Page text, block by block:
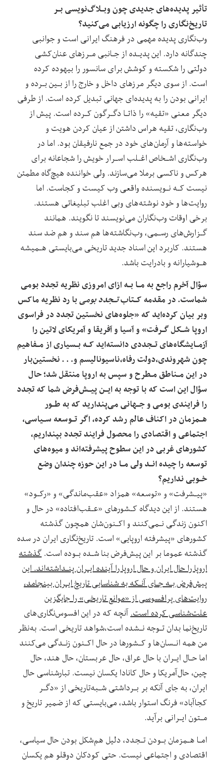
تأثیر پدیده‌های جدیدی چون وبـلاگ‌نویسی بـر
تاریخ‌نگاری را چگونه ارزیابی می‌کنید؟
وب‌نگاری پدیده مهمی در فرهنگ ایرانی است و جوانبی
چندگانه دارد. این‌ پدیـده‌ از جـانبی مـرزهای عنان‌کشی
دولتی را شکسته و کوشش برای سانسور را بیهوده کرده
است. از سوی دیگر مرزهای داخل و خارج را از‌ بـین‌ بـرده و
ایرانی بودن را‌ به‌ پدیده‌ای جهانی تبدیل کرده است. از طرفی
دیگر معنی «تقیه» را ذاتـا دگـرگون کـرده است. پیش از
وب‌نگاری، تقیه هراس داشتن از عیان کردن هویت و
خواسته‌ها و آرمان‌های‌ خود‌ در جمع نارفیقان بود. اما‌ در‌
وب‌نگاری اشـخاص اغـلب اسـرار خویش را شجاعانه برای
هرکس و ناکسی برملا می‌سازند. ولی خواننده هیچ‌گاه مطمئن
نیست کـه نـویسنده واقعی وب کیست و کجاست. اما
روایت‌ها و خود نوشته‌های وبی اغلب‌ تبلیغاتی‌ هستند.
برخی اوقات وب‌نگاران می‌نویسند تا نگویند. همانند
گـزارش‌های رسـمی، وب‌نگاشته‌ها هم سند و هم ضد سند
هستند. کاربرد این اسناد جدید تاریخی می‌بایستی هـمیشه
هـوشیارانه و بادرایت باشد.
سؤال آخرم راجع به‌ مـا‌ بـه ازای امروزی نظریه تجدد بومی
شماست. در مقدمه کـتابتـجدد بومیبا رد نظریه ماکس
وبر بیان کرده‌اید که‌ «جلوه‌های نخستین تجدد در فراسوی
اروپا شـکل گـرفت» و آسیا و آفریقا‌ و آمریکای‌ لاتین را
آزمـایشگاه‌های تـجددی دانسته‌اید کـه بـسیاری از مـفاهیم
چون شهروندی،دولت رفاه،ناسیونالیسم و. . . نخستین‌بار
در این مـناطق ‌‌مـطرح‌ و سپس به اروپا منتقل شد؛ حال
سؤال این است که با توجه به‌ ایـن‌ پیـش‌فرض‌ شما که تجدد
را فرایندی بومی و جـهانی می‌پندارید که به طـور
هـمزمان در اکناف‌ عالم رشد کرده، اگر تـوسعه سـیاسی،
اجتماعی و اقتصادی را محصول فرایند تجدد بپنداریم،
کشورهای غربی‌ در این سطوح پیشرفته‌اند‌ و میوه‌های
توسعه را چیده انـد ولی مـا در این حوزه چندان وضع
خـوبی نداریم؟
«پیـشرفت» و «توسعه» همزاد «عقب‌ماندگی» و «رکـود»
هستند. از این دیدگاه کـشورهای «عـقب‌افتاده» در حال و
اکنون زندگی نـمی‌کنند و اکـنون‌شان همچون گذشته
کشورهای «پیشرفته اروپایی» است. تاریخ‌نگاری‌ ایران در سده
گذشته عموما بر این پیش‌فرض بنا شـده بـوده است. گذشته
اروپا را حال ایران و حال اروپا را آینده ایـران پنـداشته‌اند. این
پیش‌فرض بـه جـای آنـکه به شناسایی تاریخ ایـران‌ بینجامد،‌
روایت‌های پرافسوسی از «موانع تاریخی» را جایگزین
علت‌شناسی کرده است.آنچه که در این افسوس‌نگاری‌های
تاریخ‌نما بدان تـوجه نـشده است،شواهد تاریخی است. به‌نظر
من همه انـسان‌ها و کـشورها در حال اکـنون زنـدگی می‌کنند
اما‌ حـال‌ ایـران با حال عراق، حال عربستان، حال هند، حال
چین، حال‌آمریکا و حال کانادا یکسان نیست. تبارشناسی حال
ایران، به جای آنکه بر بـرداشتی شـبه‌تاریخی از «دگـر
کجاآباد» فرنگ استوار باشد، می‌بایستی که از ضمیر تاریخ و
مـتون‌ ایـرانی برآید.
امـا هـمزمان بـودن تـجدد، دلیل هم‌شکل بودن حال سیاسی،
اقتصادی و اجتماعی نیست. حتی کودکان دوقلو هم یکسان